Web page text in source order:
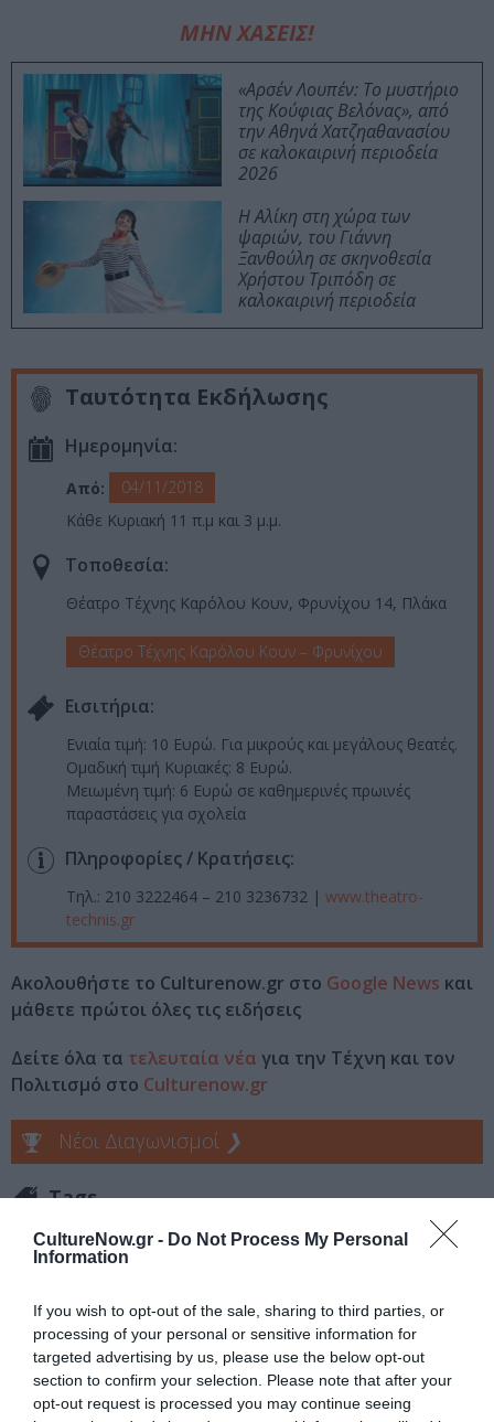
CultureNow.gr - Do Not Process My Personal
Information
If you wish to opt-out of the sale, sharing to third parties, or
processing of your personal or sensitive information for
targeted advertising by us, please use the below opt-out
section to confirm your selection. Please note that after your
opt-out request is processed you may continue seeing
ΜΗΝ ΧΑΣΕΙΣ!
«Αρσέν Λουπέν: Το μυστήριο
της Κούφιας Βελόνας», από
την Αθηνά Χατζηαθανασίου
σε καλοκαιρινή περιοδεία
2026
Η Αλίκη στη χώρα των
ψαριών, του Γιάννη
Ξανθούλη σε σκηνοθεσία
Χρήστου Τριπόδη σε
καλοκαιρινή περιοδεία
Ταυτότητα Εκδήλωσης
Ημερομηνία:
Από:
04/11/2018
Κάθε Κυριακή 11 π.μ και 3 μ.μ.
Τοποθεσία:
Θέατρο Τέχνης Καρόλου Κουν, Φρυνίχου 14, Πλάκα
Θέατρο Τέχνης Καρόλου Κουν – Φρυνίχου
Eισιτήρια:
Ενιαία τιμή: 10 Ευρώ. Για μικρούς και μεγάλους θεατές.
Ομαδική τιμή Κυριακές: 8 Ευρώ.
Μειωμένη τιμή: 6 Ευρώ σε καθημερινές πρωινές
παραστάσεις για σχολεία
Πληροφορίες / Κρατήσεις:
Τηλ.: 210 3222464 – 210 3236732 | www.theatro-
technis.gr
Ακολουθήστε το Culturenow.gr στο Google News και
μάθετε πρώτοι όλες τις ειδήσεις
Δείτε όλα τα τελευταία νέα για την Τέχνη και τον
Πολιτισμό στο Culturenow.gr
Νέοι Διαγωνισμοί ❯
Tags
ΘΕΑΤΡΟ ΤΕΧΝΗΣ «ΚΑΡΟΛΟΣ ΚΟΥΝ»
ΠΑΙΔΙΚΕΣ ΠΑΡΑΣΤΑΣΕΙΣ ΚΑΙ ΕΚΘΕΣΕΙΣ ΓΙΑ ΠΑΙΔΙΑ
Newsletter
Κάθε βδομάδα στο e-mail σας τα τελευταία νέα για